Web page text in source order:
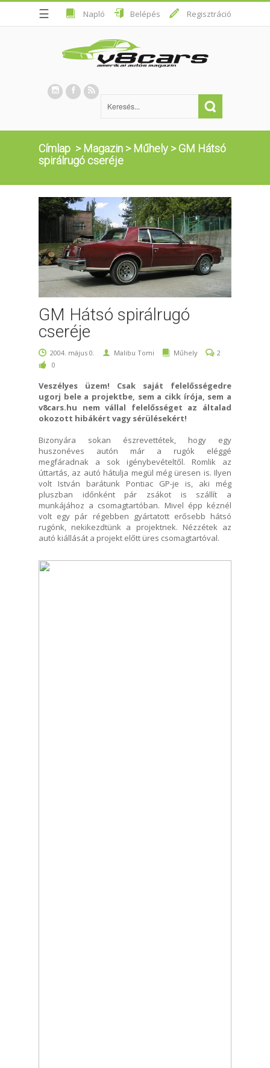
☰ Napló Belépés Regisztráció
Címlap > Magazin > Műhely >GM Hátsó
spirálrugó cseréje
GM Hátsó spirálrugó
cseréje
2004. május 0. Malibu Tomi Műhely
2
0
Veszélyes üzem! Csak saját felelősségedre
ugorj bele a projektbe, sem a cikk írója, sem a
v8cars.hu nem vállal felelősséget az általad
okozott hibákért vagy sérülésekért!
Bizonyára sokan észrevettétek, hogy egy
huszonéves autón már a rugók eléggé
megfáradnak a sok igénybevételtől. Romlik az
úttartás, az autó hátulja megül még üresen is. Ilyen
volt István barátunk Pontiac GP-je is, aki még
pluszban időnként pár zsákot is szállít a
munkájához a csomagtartóban. Mivel épp kéznél
volt egy pár régebben gyártatott erősebb hátsó
rugónk, nekikezdtünk a projektnek. Nézzétek az
autó kiállását a projekt előtt üres csomagtartóval.